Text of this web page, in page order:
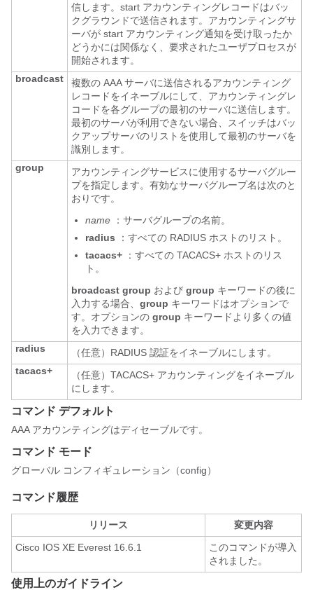
信します。start アカウンティングレコードはバッ
クグラウンドで送信されます。アカウンティングサ
ーバが start アカウンティング通知を受け取ったか
どうかには関係なく、要求されたユーザプロセスが
開始されます。
broadcast
複数の AAA サーバに送信されるアカウンティング
レコードをイネーブルにして、アカウンティングレ
コードを各グループの最初のサーバに送信します。
最初のサーバが利用できない場合、スイッチはバッ
クアップサーバのリストを使用して最初のサーバを
識別します。
group
アカウンティングサービスに使用するサーバグルー
プを指定します。有効なサーバグループ名は次のと
おりです。
name
：サーバグループの名前。
radius
：すべての RADIUS ホストのリスト。
tacacs+
：すべての TACACS+ ホストのリス
ト。
broadcast group および group キーワードの後に
入力する場合、 group キーワードはオプションで
す。オプションの group キーワードより多くの値
を入力できます。
radius
（任意）RADIUS 認証をイネーブルにします。
tacacs+
（任意）TACACS+ アカウンティングをイネーブル
にします。
コマンド デフォルト
AAA アカウンティングはディセーブルです。
コマンド モード
グローバル コンフィギュレーション（config）
コマンド履歴
リリース
変更内容
Cisco IOS XE Everest 16.6.1
このコマンドが導入
されました。
使用上のガイドライン